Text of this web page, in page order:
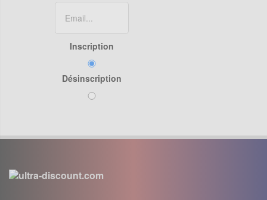
Inscription
Désinscription